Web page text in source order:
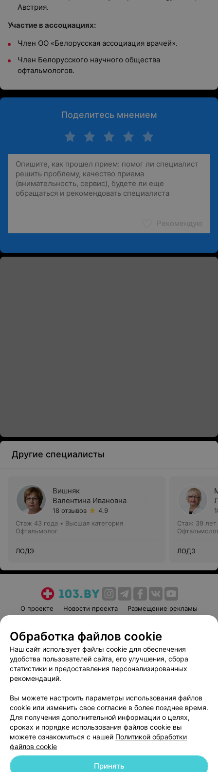
Австрия.
Участие в ассоциациях:
Член ОО «Белорусская ассоциация врачей».
Член Белорусского научного общества
офтальмологов.
Поделитесь мнением
Рекомендую
Другие специалисты
Вишняк
Валентина Ивановна
18 отзывов
4.9
Стаж 43 года • Высшая категория
Офтальмолог
ЛОДЭ
Стаж 39 лет
ЛОДЭ
О проекте Новости проекта
Размещение рекламы
Пользовательское соглашение
Способы оплаты
Вакансии
Партнеры
Написать руководителю 103.by
Обработка персональных данных
Обработка файлов cookie
Наш сайт использует файлы cookie для обеспечения
удобства пользователей сайта, его улучшения, сбора
статистики и предоставления персонализированных
рекомендаций.
Вы можете настроить параметры использования файлов
cookie или изменить свое согласие в более позднее время.
Для получения дополнительной информации о целях,
сроках и порядке использования файлов cookie вы
можете ознакомиться с нашей Политикой обработки
файлов cookie
Принять